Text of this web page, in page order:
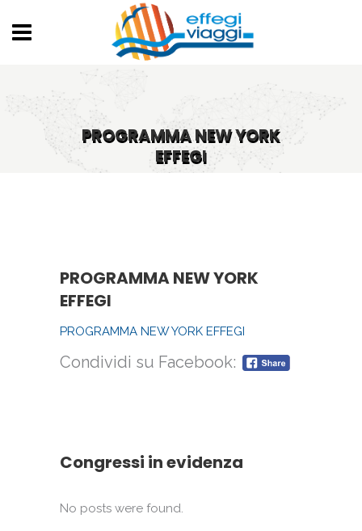
PROGRAMMA NEW YORK
EFFEGI
PROGRAMMA NEW YORK
EFFEGI
PROGRAMMA NEW YORK EFFEGI
Condividi su Facebook:
Congressi in evidenza
No posts were found.